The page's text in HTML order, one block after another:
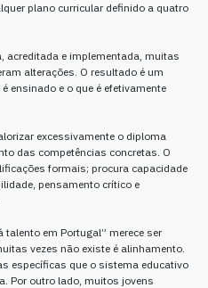
plano curricular definido a quatro
acreditada e implementada, muitas
alterações. O resultado é um
ensinado e o que é efetivamente
excessivamente o diploma
das competências concretas. O
formais; procura capacidade
pensamento crítico e
talento em Portugal” merece ser
vezes não existe é alinhamento.
específicas que o sistema educativo
Por outro lado, muitos jovens